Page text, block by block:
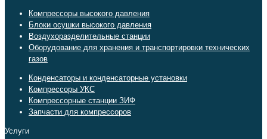
Компрессоры высокого давления
Блоки осушки высокого давления
Воздухоразделительные станции
Оборудование для хранения и транспортировки технических
газов
Конденсаторы и конденсаторные установки
Компрессоры УКС
Компрессорные станции ЗИФ
Запчасти для компрессоров
Услуги